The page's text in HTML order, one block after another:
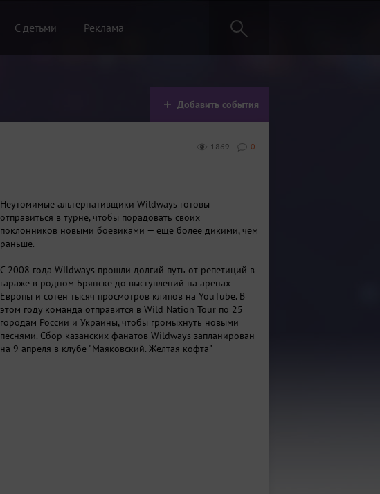
С детьми Реклама
Добавить события
0
1869
Неутомимые альтернативщики Wildways готовы
отправиться в турне, чтобы порадовать своих
поклонников новыми боевиками — ещё более дикими, чем
раньше.
С 2008 года Wildways прошли долгий путь от репетиций в
гараже в родном Брянске до выступлений на аренах
Европы и сотен тысяч просмотров клипов на YouTube. В
этом году команда отправится в Wild Nation Tour по 25
городам России и Украины, чтобы громыхнуть новыми
песнями. Сбор казанских фанатов Wildways запланирован
на 9 апреля в клубе "Маяковский. Желтая кофта"